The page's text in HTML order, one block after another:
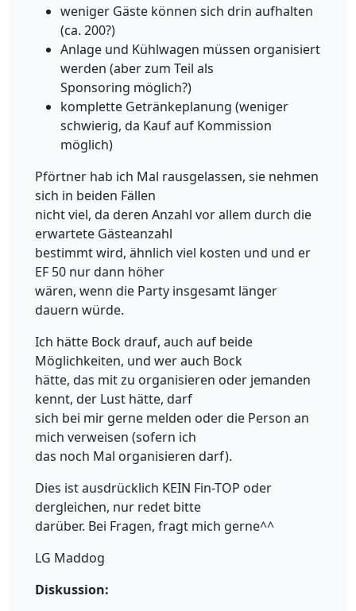
weniger Gäste können sich drin aufhalten
(ca. 200?)
Anlage und Kühlwagen müssen organisiert
werden (aber zum Teil als
Sponsoring möglich?)
komplette Getränkeplanung (weniger
schwierig, da Kauf auf Kommission
möglich)
Pförtner hab ich Mal rausgelassen, sie nehmen
sich in beiden Fällen
nicht viel, da deren Anzahl vor allem durch die
erwartete Gästeanzahl
bestimmt wird, ähnlich viel kosten und und er
EF 50 nur dann höher
wären, wenn die Party insgesamt länger
dauern würde.
Ich hätte Bock drauf, auch auf beide
Möglichkeiten, und wer auch Bock
hätte, das mit zu organisieren oder jemanden
kennt, der Lust hätte, darf
sich bei mir gerne melden oder die Person an
mich verweisen (sofern ich
das noch Mal organisieren darf).
Dies ist ausdrücklich KEIN Fin-TOP oder
dergleichen, nur redet bitte
darüber. Bei Fragen, fragt mich gerne^^
LG Maddog
Diskussion: